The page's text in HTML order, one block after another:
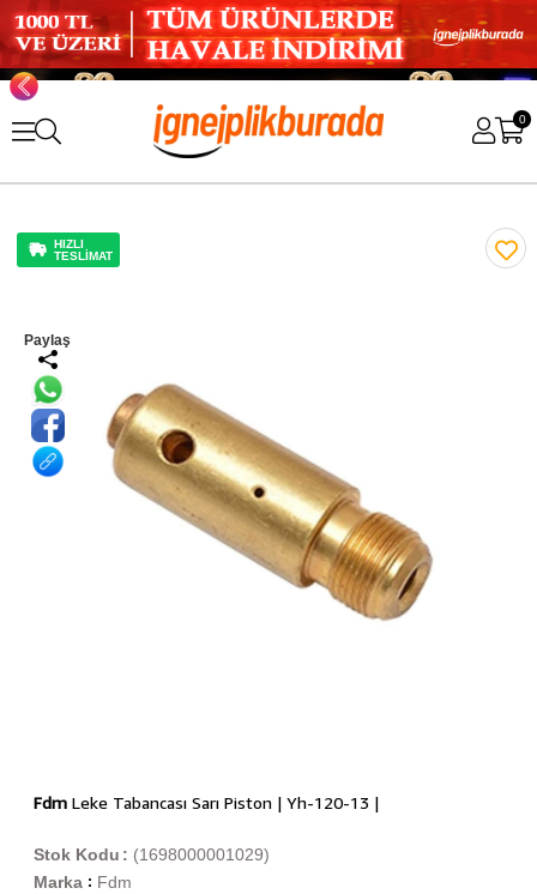
0
HIZLI
TESLİMAT
Paylaş
FdmLeke Tabancası Sarı Piston | Yh-120-13 |
(1698000001029)
Stok Kodu
Marka : Fdm